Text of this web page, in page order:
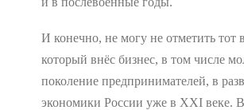
И конечно, не могу не отметить тот
который внёс бизнес, в том числе
поколение предпринимателей, в
экономики России уже в XXI веке.